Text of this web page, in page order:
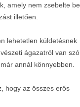
amely nem zsebelte be
illetően.
lehetetlen küldetésnek
ágazatról van szó.
annál könnyebben.
hogy az összes erős